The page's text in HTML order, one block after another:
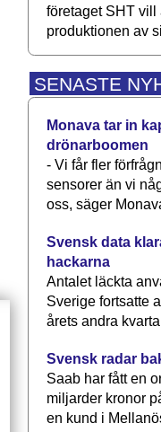
företaget SHT vill
produktionen av
SENASTE
Monava tar in
drönarboomen
- Vi får fler
sensorer än vi
oss, säger
Svensk data
hackarna
Antalet läckta
Sverige fortsatte
årets andra
Svensk radar
Saab har fått en
miljarder kronor
en kund i